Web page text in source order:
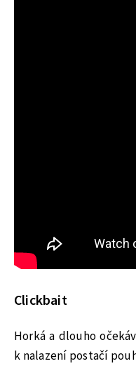
Clickbait
Horká a dlouho
k nalazení postačí